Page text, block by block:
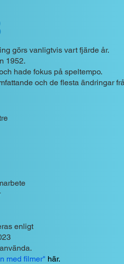
görs vanligtvis vart fjärde år.
1952.
hade fokus på speltempo.
och de flesta ändringar
enligt
med filmer" här.